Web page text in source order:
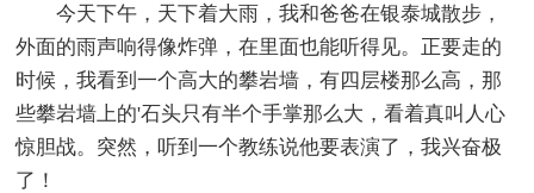
今天下午，天下着大雨，我和爸爸在银泰城散步，
外面的雨声响得像炸弹，在里面也能听得见。正要走的
时候，我看到一个高大的攀岩墙，有四层楼那么高，那
些攀岩墙上的'石头只有半个手掌那么大，看着真叫人心
惊胆战。突然，听到一个教练说他要表演了，我兴奋极
了！